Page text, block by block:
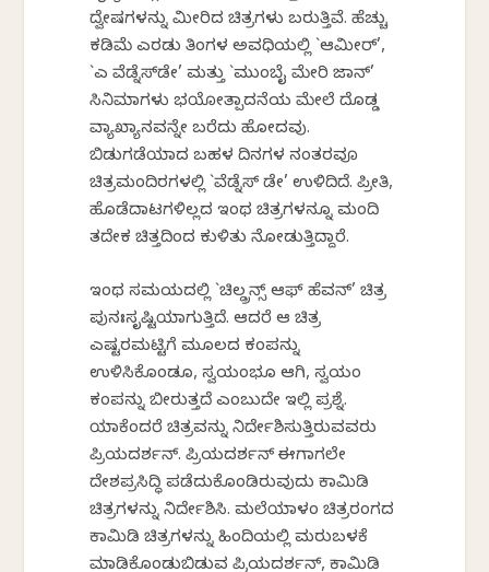
ದ್ವೇಷಗಳನ್ನು ಮೀರಿದ ಚಿತ್ರಗಳು ಬರುತ್ತಿವೆ. ಹೆಚ್ಚು
ಕಡಿಮೆ ಎರಡು ತಿಂಗಳ ಅವಧಿಯಲ್ಲಿ `ಆಮೀರ್‌’,
`ಎ ವೆಡ್ನೆಸ್‌ಡೇ’ ಮತ್ತು `ಮುಂಬೈ ಮೇರಿ ಜಾನ್‌’
ಸಿನಿಮಾಗಳು ಭಯೋತ್ಪಾದನೆಯ ಮೇಲೆ ದೊಡ್ಡ
ವ್ಯಾಖ್ಯಾನವನ್ನೇ ಬರೆದು ಹೋದವು.
ಬಿಡುಗಡೆಯಾದ ಬಹಳ ದಿನಗಳ ನಂತರವೂ
ಚಿತ್ರಮಂದಿರಗಳಲ್ಲಿ `ವೆಡ್ನೆಸ್‌ ಡೇ’ ಉಳಿದಿದೆ. ಪ್ರೀತಿ,
ಹೊಡೆದಾಟಗಳಿಲ್ಲದ ಇಂಥ ಚಿತ್ರಗಳನ್ನೂ ಮಂದಿ
ತದೇಕ ಚಿತ್ತದಿಂದ ಕುಳಿತು ನೋಡುತ್ತಿದ್ದಾರೆ.
ಇಂಥ ಸಮಯದಲ್ಲಿ `ಚಿಲ್ಡ್ರನ್ಸ್‌ ಆಫ್‌ ಹೆವನ್‌’ ಚಿತ್ರ
ಪುನಃಸೃಷ್ಟಿಯಾಗುತ್ತಿದೆ. ಆದರೆ ಆ ಚಿತ್ರ
ಎಷ್ಟರಮಟ್ಟಿಗೆ ಮೂಲದ ಕಂಪನ್ನು
ಉಳಿಸಿಕೊಂಡೂ, ಸ್ವಯಂಭೂ ಆಗಿ, ಸ್ವಯಂ
ಕಂಪನ್ನು ಬೀರುತ್ತದೆ ಎಂಬುದೇ ಇಲ್ಲಿ ಪ್ರಶ್ನೆ.
ಯಾಕೆಂದರೆ ಚಿತ್ರವನ್ನು ನಿರ್ದೇಶಿಸುತ್ತಿರುವವರು
ಪ್ರಿಯದರ್ಶನ್‌. ಪ್ರಿಯದರ್ಶನ್‌ ಈಗಾಗಲೇ
ದೇಶಪ್ರಸಿದ್ಧಿ ಪಡೆದುಕೊಂಡಿರುವುದು ಕಾಮಿಡಿ
ಚಿತ್ರಗಳನ್ನು ನಿರ್ದೇಶಿಸಿ. ಮಲೆಯಾಳಂ ಚಿತ್ರರಂಗದ
ಕಾಮಿಡಿ ಚಿತ್ರಗಳನ್ನು ಹಿಂದಿಯಲ್ಲಿ ಮರುಬಳಕೆ
ಮಾಡಿಕೊಂಡುಬಿಡುವ ಪ್ರಿಯದರ್ಶನ್‌, ಕಾಮಿಡಿ